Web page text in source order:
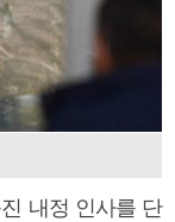
내정 인사를 단